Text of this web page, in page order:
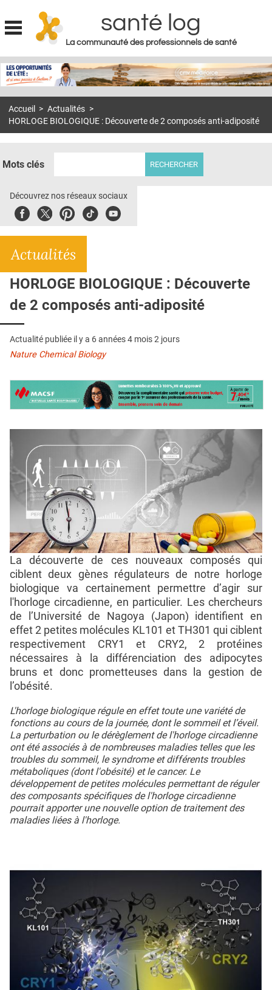
Jump to navigation
santé log
La communauté des professionnels de santé
MON COMPTE
S'ABONNER À LA REVUE SOIN À DOMICILE
DOSSIERS
E-REVUE SAD
L'APP
QUI SOMMES-NOUS ?
PUBLICITÉ
CONDITIONS GÉNÉRALES
CONTACT
Accueil > Actualités >
HORLOGE BIOLOGIQUE : Découverte de 2 composés anti-adiposité
Mots clés
Découvrez nos réseaux sociaux
FacebookTwitterPinterest
TiktokYoubute
Actualités
HORLOGE BIOLOGIQUE : Découverte
de 2 composés anti-adiposité
Actualité publiée il y a 6 années 4 mois 2 jours
Nature Chemical Biology
La découverte de ces nouveaux composés qui
ciblent deux gènes régulateurs de notre horloge
biologique va certainement permettre d’agir sur
l'horloge circadienne, en particulier. Les chercheurs
de l’Université de Nagoya (Japon) identifient en
effet 2 petites molécules KL101 et TH301 qui ciblent
respectivement CRY1 et CRY2, 2 protéines
nécessaires à la différenciation des adipocytes
bruns et donc prometteuses dans la gestion de
l’obésité.
L'horloge biologique régule en effet toute une variété de
fonctions au cours de la journée, dont le sommeil et l’éveil.
La perturbation ou le dérèglement de l'horloge circadienne
ont été associés à de nombreuses maladies telles que les
troubles du sommeil, le syndrome et différents troubles
métaboliques (dont l'obésité) et le cancer. Le
développement de petites molécules permettant de réguler
des composants spécifiques de l'horloge circadienne
pourrait apporter une nouvelle option de traitement des
maladies liées à l'horloge.